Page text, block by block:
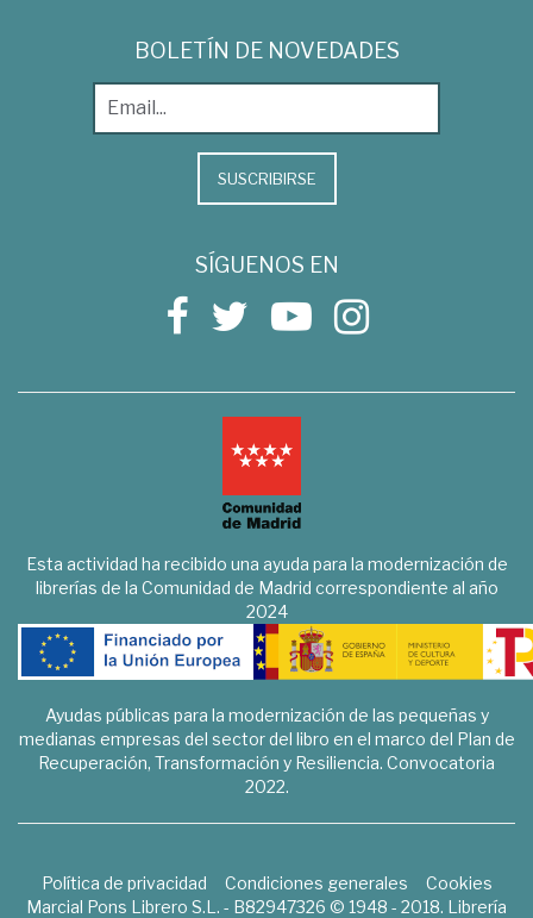
BOLETÍN DE NOVEDADES
SUSCRIBIRSE
SÍGUENOS EN
Esta actividad ha recibido una ayuda para la modernización de
librerías de la Comunidad de Madrid correspondiente al año
2024
Ayudas públicas para la modernización de las pequeñas y
medianas empresas del sector del libro en el marco del Plan de
Recuperación, Transformación y Resiliencia. Convocatoria
2022.
Política de privacidad Condiciones generales
Cookies
Marcial Pons Librero S.L. - B82947326 © 1948 - 2018. Librería